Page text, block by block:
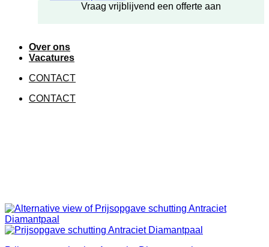
Vraag vrijblijvend een offerte aan
Over ons
Vacatures
CONTACT
CONTACT